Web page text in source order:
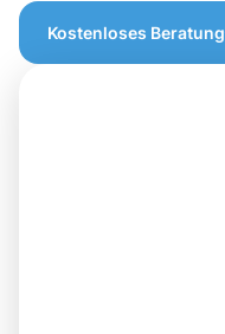
Kostenloses Beratung